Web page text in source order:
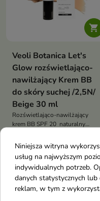

Veoli Botanica Let's
Glow rozświetlająco-
nawilżający Krem BB
do skóry suchej /2,5N/
Beige 30 ml
Rozświetlająco-nawilżający
krem BB SPF 20 naturalny
lekka pielęgnacja dla skóry
suchej i normalnej
favorite_border
Niniejsza witryna
usług na najwyższym
indywidualnych potrzeb.
danych statystycznych
reklam, w tym z